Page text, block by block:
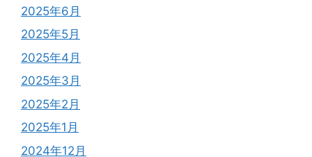
2025年6月
2025年5月
2025年4月
2025年3月
2025年2月
2025年1月
2024年12月